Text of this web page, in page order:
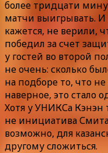
более тридцати
матчи выигрывать.
кажется, не верили,
победил за счет
у гостей во второй
не очень: сколько
на подборе то, что
наверное, это стало
Хотя у УНИКСа Кэнэн
не инициатива
возможно, для
другому сложиться.